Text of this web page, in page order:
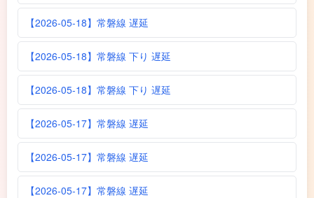
【2026-05-18】常磐線 遅延
【2026-05-18】常磐線 下り 遅延
【2026-05-18】常磐線 下り 遅延
【2026-05-17】常磐線 遅延
【2026-05-17】常磐線 遅延
【2026-05-17】常磐線 遅延